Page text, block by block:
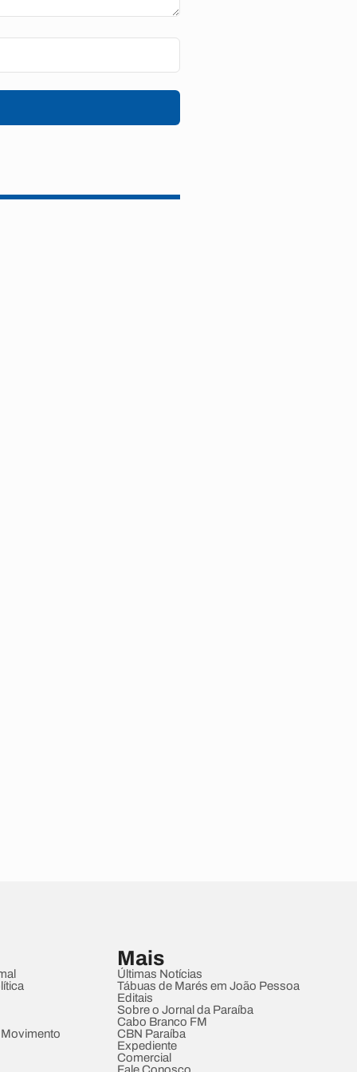
Mais
Últimas Notícias
Tábuas de Marés em João Pessoa
Editais
Sobre o Jornal da Paraíba
Cabo Branco FM
CBN Paraíba
Expediente
Comercial